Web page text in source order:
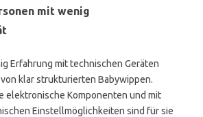
mit wenig
Erfahrung mit technischen Geräten
klar strukturierten Babywippen.
elektronische Komponenten und mit
Einstellmöglichkeiten sind für sie